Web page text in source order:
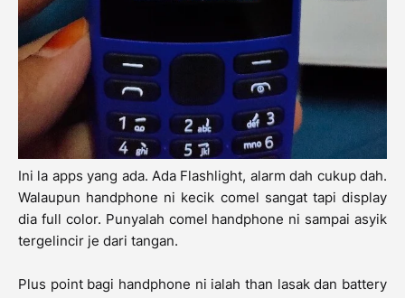
Ini la apps yang ada. Ada Flashlight, alarm dah cukup dah.
Walaupun handphone ni kecik comel sangat tapi display
dia full color. Punyalah comel handphone ni sampai asyik
tergelincir je dari tangan.
Plus point bagi handphone ni ialah than lasak dan battery